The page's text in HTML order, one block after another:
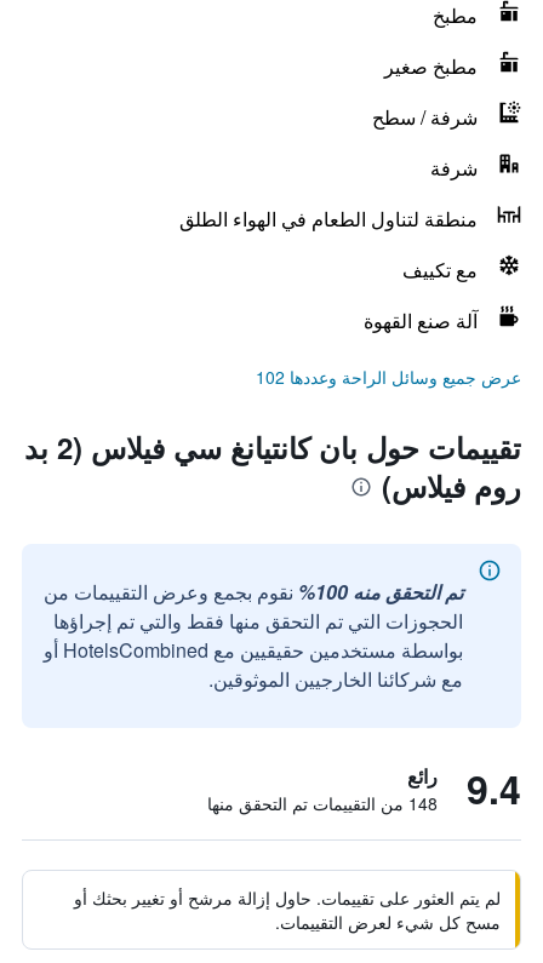
مطبخ
مطبخ صغير
شرفة / سطح
شرفة
منطقة لتناول الطعام في الهواء الطلق
مع تكييف
آلة صنع القهوة
عرض جميع وسائل الراحة وعددها 102
تقييمات حول بان كانتيانغ سي فيلاس (2 بد
روم فيلاس)
تم التحقق منه 100%
نقوم بجمع وعرض التقييمات من
الحجوزات التي تم التحقق منها فقط والتي تم إجراؤها
بواسطة مستخدمين حقيقيين مع HotelsCombined أو
مع شركائنا الخارجيين الموثوقين.
9.4 رائع
148 من التقييمات تم التحقق منها
لم يتم العثور على تقييمات. حاول إزالة مرشح أو تغيير بحثك أو
مسح كل شيء لعرض التقييمات.